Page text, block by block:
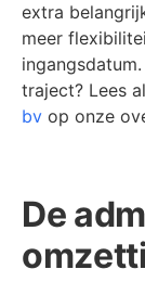
extra
meer
traject? Lees
bv op onze
De